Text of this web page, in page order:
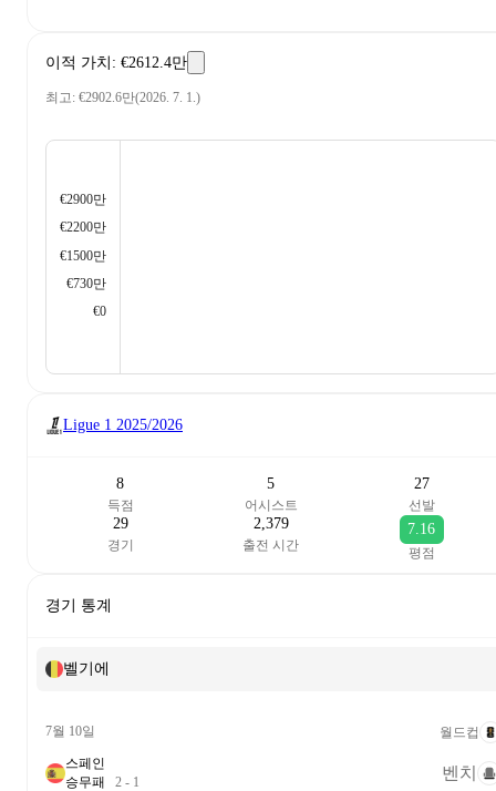
이적 가치 : €2612.4만
최고: €2902.6만(2026. 7. 1.)
€2900만
€2200만
€1500만
€730만
€0
Ligue 1 2025/2026
8
득점
5
어시스트
27
선발
29
경기
2,379
출전 시간
7.16
평점
경기 통계
벨기에
7월 10일 월드컵
스페인
승무패 2 - 1
벤치